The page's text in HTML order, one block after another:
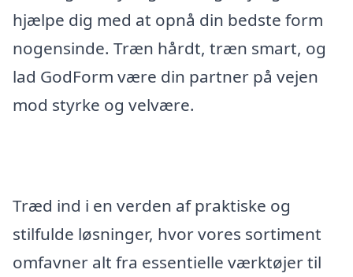
hjælpe dig med at opnå din bedste form
nogensinde. Træn hårdt, træn smart, og
lad GodForm være din partner på vejen
mod styrke og velvære.
Træd ind i en verden af praktiske og
stilfulde løsninger, hvor vores sortiment
omfavner alt fra essentielle værktøjer til